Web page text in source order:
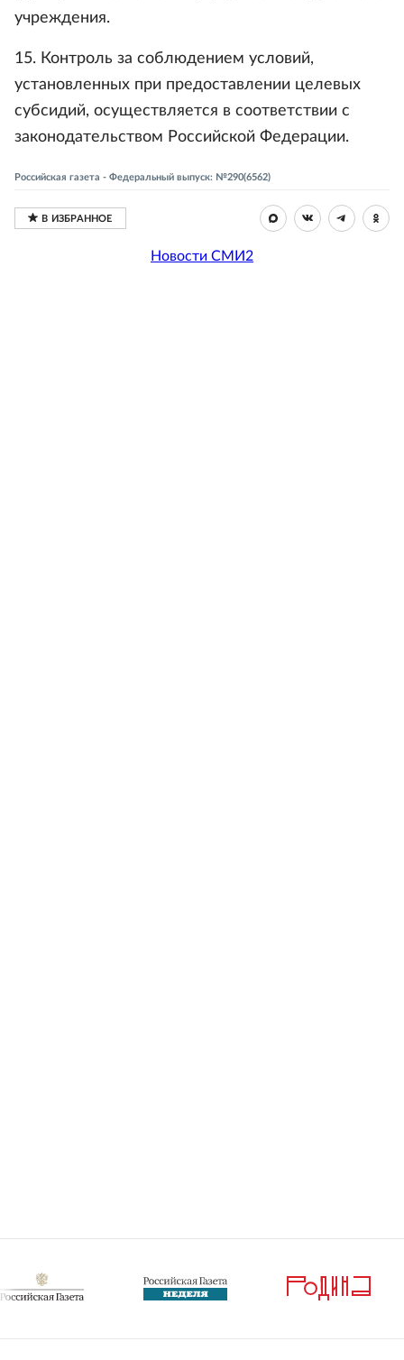
учреждения.
15. Контроль за соблюдением условий,
установленных при предоставлении целевых
субсидий, осуществляется в соответствии с
законодательством Российской Федерации.
Российская газета - Федеральный выпуск: №290(6562)
Новости СМИ2